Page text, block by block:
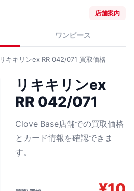
店舗案内
ワンピース
リキキリンex RR 042/071 買取価格
リキキリンex
RR 042/071
Clove Base店舗での買取価格
とカード情報を確認できま
す。